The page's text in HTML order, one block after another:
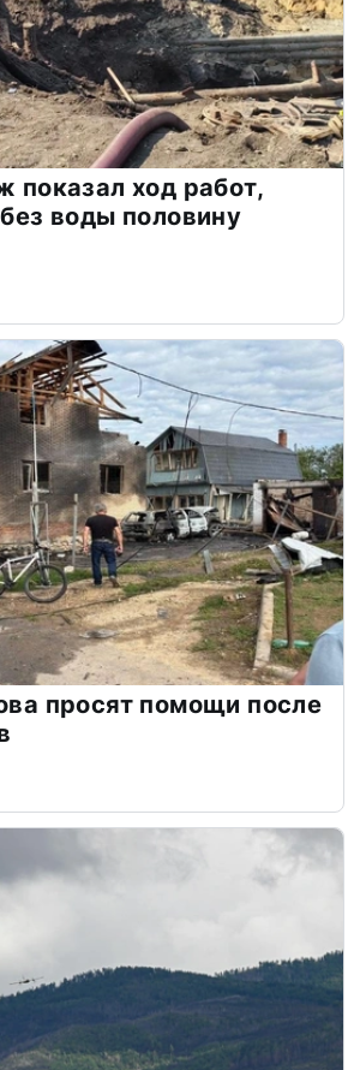
показал ход работ,
воды половину
просят помощи после